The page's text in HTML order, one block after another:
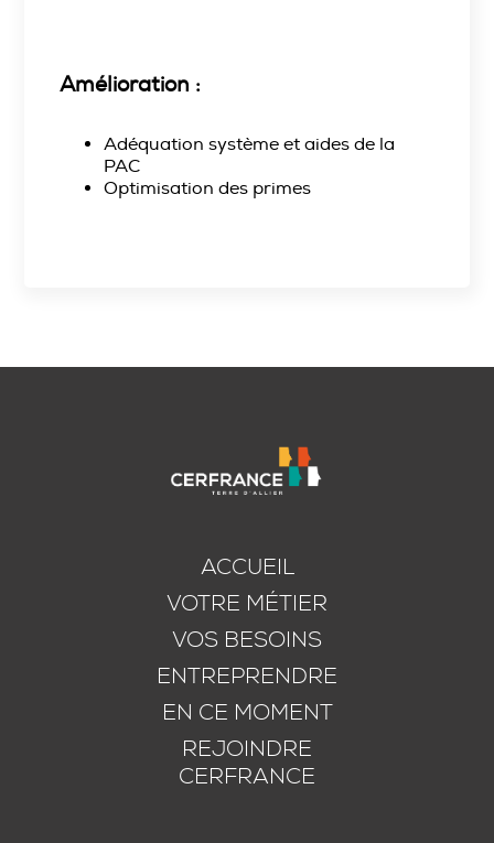
Amélioration :
Adéquation système et aides de la
PAC
Optimisation des primes
ACCUEIL
VOTRE MÉTIER
VOS BESOINS
ENTREPRENDRE
EN CE MOMENT
REJOINDRE
CERFRANCE